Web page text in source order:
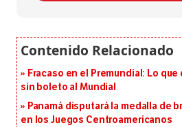
Fracaso en el Premundial: Lo que
sin boleto al Mundial
Panamá disputará la medalla de
en los Juegos Centroamericanos